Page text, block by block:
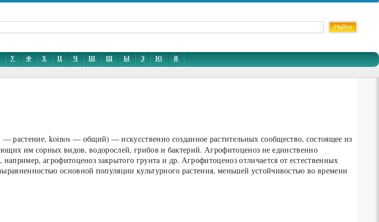
У Ф Х Ц Ч Ш Щ Ы Э Ю Я
— растение, koinos — общий) — искусственно созданное растительных сообщество, состоящее из
им сорных видов, водорослей, грибов и бактерий. Агрофитоценоз не единственно
агрофитоценоз закрытого грунта и др. Агрофитоценоз отличается от естественных
основной популяции культурного растения, меньшей устойчивостью во времени